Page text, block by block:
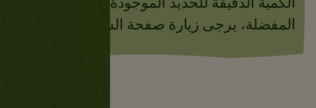
المفضلة، يرجى زيارة صفحة السوق.)